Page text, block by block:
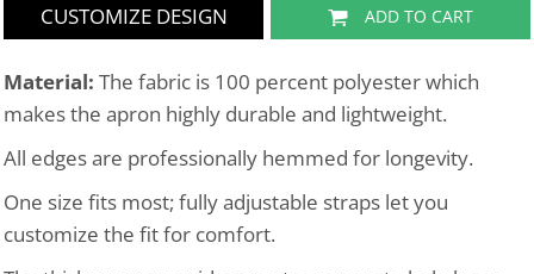
CUSTOMIZE DESIGN ADD TO CART
Material: The fabric is 100 percent polyester which
makes the apron highly durable and lightweight.
All edges are professionally hemmed for longevity.
One size fits most; fully adjustable straps let you
customize the fit for comfort.